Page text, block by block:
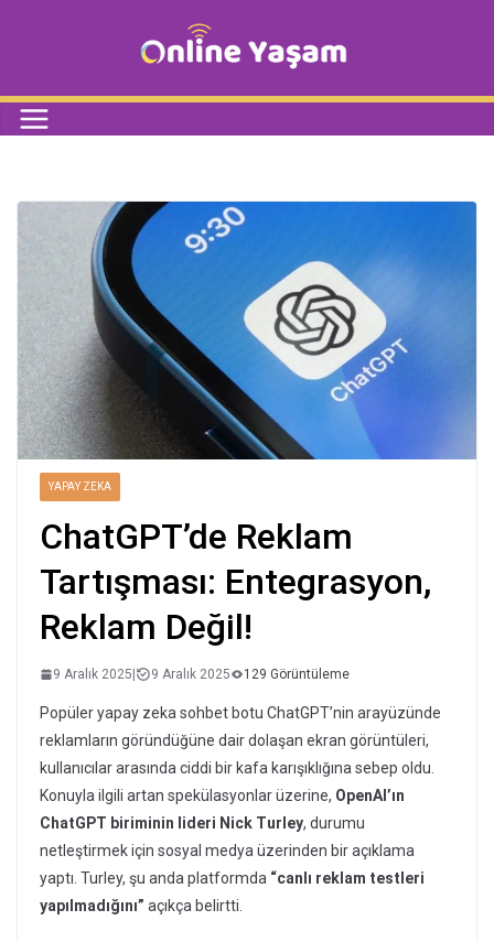
YAPAY ZEKA
ChatGPT’de Reklam
Tartışması: Entegrasyon,
Reklam Değil!
9 Aralık 2025| 9 Aralık 2025 129 Görüntüleme
Popüler yapay zeka sohbet botu ChatGPT’nin arayüzünde
reklamların göründüğüne dair dolaşan ekran görüntüleri,
kullanıcılar arasında ciddi bir kafa karışıklığına sebep oldu.
Konuyla ilgili artan spekülasyonlar üzerine, OpenAI’ın
ChatGPT biriminin lideri Nick Turley, durumu
netleştirmek için sosyal medya üzerinden bir açıklama
yaptı. Turley, şu anda platformda “canlı reklam testleri
yapılmadığını” açıkça belirtti.